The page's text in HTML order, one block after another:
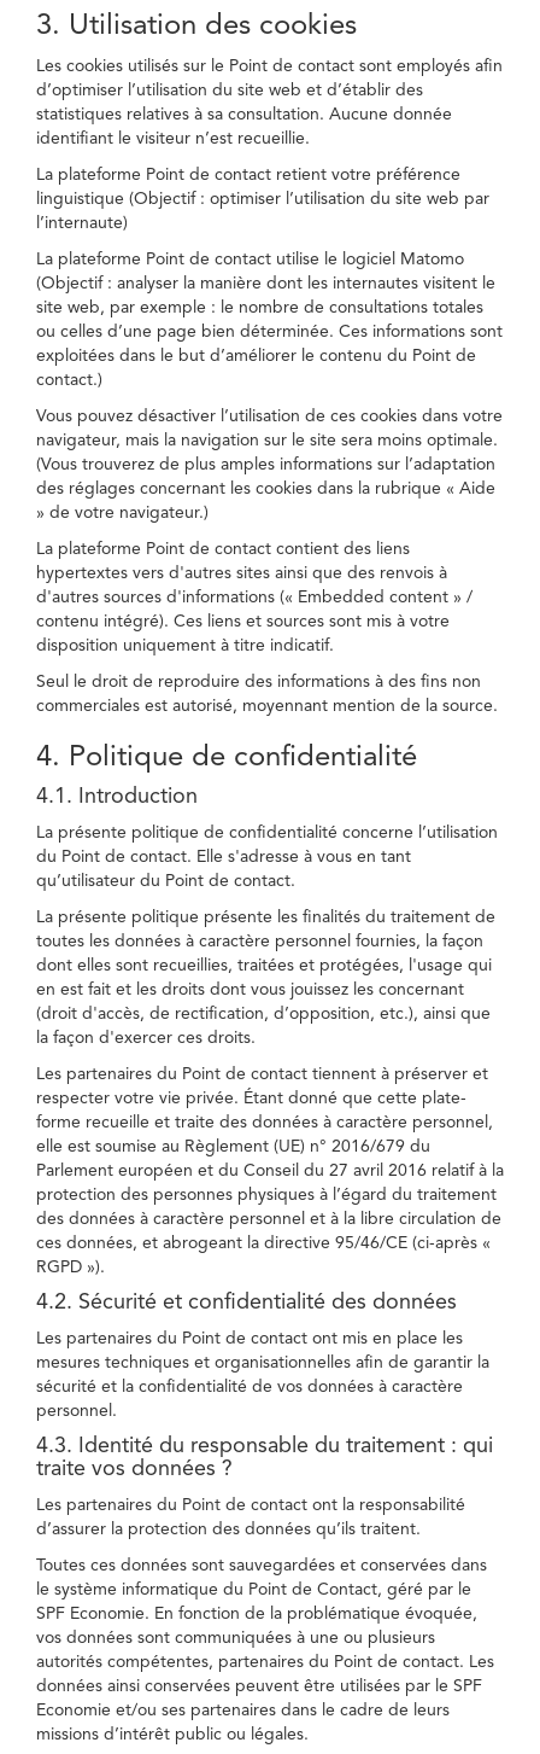
3. Utilisation des cookies
Les cookies utilisés sur le Point de contact sont employés afin
d’optimiser l’utilisation du site web et d’établir des
statistiques relatives à sa consultation. Aucune donnée
identifiant le visiteur n’est recueillie.
La plateforme Point de contact retient votre préférence
linguistique (Objectif : optimiser l’utilisation du site web par
l’internaute)
La plateforme Point de contact utilise le logiciel Matomo
(Objectif : analyser la manière dont les internautes visitent le
site web, par exemple : le nombre de consultations totales
ou celles d’une page bien déterminée. Ces informations sont
exploitées dans le but d’améliorer le contenu du Point de
contact.)
Vous pouvez désactiver l’utilisation de ces cookies dans votre
navigateur, mais la navigation sur le site sera moins optimale.
(Vous trouverez de plus amples informations sur l’adaptation
des réglages concernant les cookies dans la rubrique « Aide
» de votre navigateur.)
La plateforme Point de contact contient des liens
hypertextes vers d'autres sites ainsi que des renvois à
d'autres sources d'informations (« Embedded content » /
contenu intégré). Ces liens et sources sont mis à votre
disposition uniquement à titre indicatif.
Seul le droit de reproduire des informations à des fins non
commerciales est autorisé, moyennant mention de la source.
4. Politique de confidentialité
4.1. Introduction
La présente politique de confidentialité concerne l’utilisation
du Point de contact. Elle s'adresse à vous en tant
qu’utilisateur du Point de contact.
La présente politique présente les finalités du traitement de
toutes les données à caractère personnel fournies, la façon
dont elles sont recueillies, traitées et protégées, l'usage qui
en est fait et les droits dont vous jouissez les concernant
(droit d'accès, de rectification, d’opposition, etc.), ainsi que
la façon d'exercer ces droits.
Les partenaires du Point de contact tiennent à préserver et
respecter votre vie privée. Étant donné que cette plate-
forme recueille et traite des données à caractère personnel,
elle est soumise au Règlement (UE) n° 2016/679 du
Parlement européen et du Conseil du 27 avril 2016 relatif à la
protection des personnes physiques à l’égard du traitement
des données à caractère personnel et à la libre circulation de
ces données, et abrogeant la directive 95/46/CE (ci-après «
RGPD »).
4.2. Sécurité et confidentialité des données
Les partenaires du Point de contact ont mis en place les
mesures techniques et organisationnelles afin de garantir la
sécurité et la confidentialité de vos données à caractère
personnel.
4.3. Identité du responsable du traitement : qui
traite vos données ?
Les partenaires du Point de contact ont la responsabilité
d’assurer la protection des données qu’ils traitent.
Toutes ces données sont sauvegardées et conservées dans
le système informatique du Point de Contact, géré par le
SPF Economie. En fonction de la problématique évoquée,
vos données sont communiquées à une ou plusieurs
autorités compétentes, partenaires du Point de contact. Les
données ainsi conservées peuvent être utilisées par le SPF
Economie et/ou ses partenaires dans le cadre de leurs
missions d’intérêt public ou légales.